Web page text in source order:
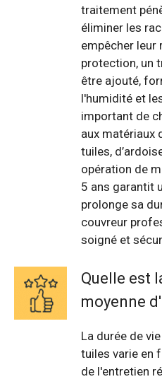
traitement
éliminer les
empêcher leur
protection, un
être ajouté,
l'humidité et
important de
aux matériaux
tuiles,
opération de
5 ans garantit
prolonge sa
couvreur
soigné et
Quelle est
moyenne
La durée de
tuiles varie en
de l'entretien